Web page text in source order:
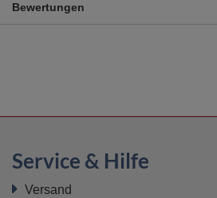
Bewertungen
Service & Hilfe
Versand